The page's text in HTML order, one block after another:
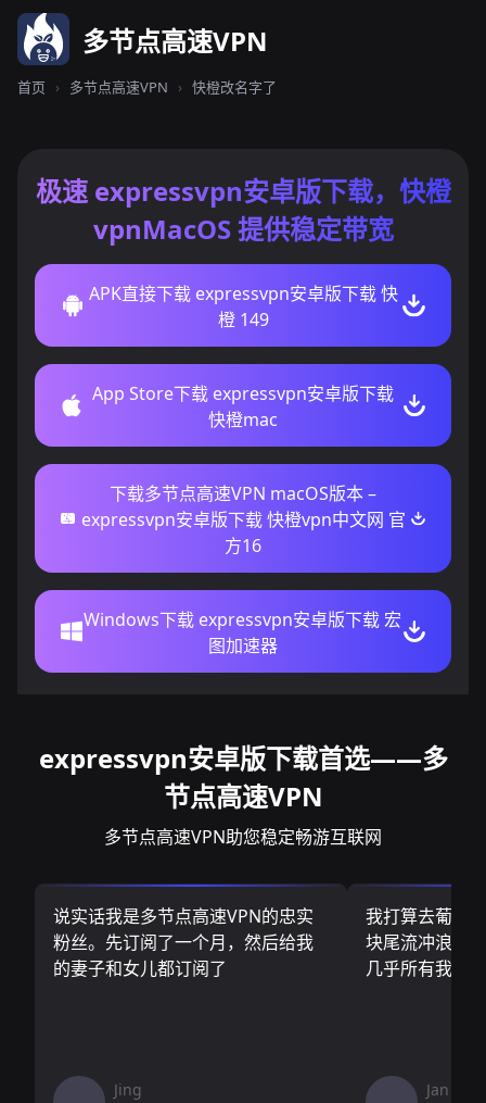
多节点高速VPN
首页 › 多节点高速VPN › 快橙改名字了
极速 expressvpn安卓版下载，快橙
vpnMacOS 提供稳定带宽
APK直接下载 expressvpn安卓版下载 快
橙 149
App Store下载 expressvpn安卓版下载
快橙mac
下载多节点高速VPN macOS版本 –
expressvpn安卓版下载 快橙vpn中文网 官
方16
Windows下载 expressvpn安卓版下载 宏
图加速器
expressvpn安卓版下载首选——多
节点高速VPN
多节点高速VPN助您稳定畅游互联网
说实话我是多节点高速VPN的忠实
粉丝。先订阅了一个月，然后给我
的妻子和女儿都订阅了
Jing
我打算去葡萄
块尾流冲浪板
几乎所有我需
Jan V